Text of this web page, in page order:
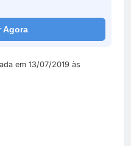
Agora
em 13/07/2019 às